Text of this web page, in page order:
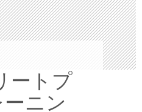
ートプ
ニン